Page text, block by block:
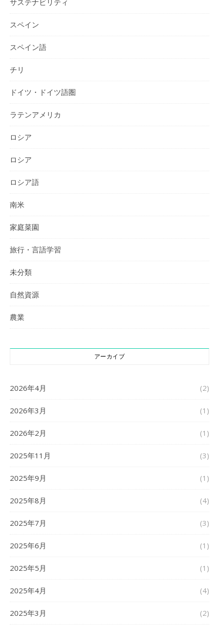
サステナビリティ
スペイン
スペイン語
チリ
ドイツ・ドイツ語圏
ラテンアメリカ
ロシア
ロシア
ロシア語
南米
家庭菜園
旅行・言語学習
未分類
自然資源
農業
アーカイブ
2026年4月 (2)
2026年3月 (1)
2026年2月 (1)
2025年11月 (3)
2025年9月 (1)
2025年8月 (4)
2025年7月 (3)
2025年6月 (1)
2025年5月 (1)
2025年4月 (4)
2025年3月 (2)